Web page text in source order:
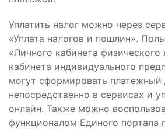
Уплатить налог можно через
«Уплата налогов и пошлин».
«Личного кабинета
кабинета индивидуального
могут сформировать платежный
непосредственно в сервисах и
онлайн. Также можно
функционалом Единого портала